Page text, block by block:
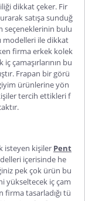
dikkat çeker. Fir
satışa sunduğ
seçeneklerinin bulu
modelleri ile dikkat
firma erkek kolek
çamaşırlarının bu
Frapan bir görü
ürünlerine yön
tercih ettikleri f
isteyen kişiler Pent
içerisinde he
pek çok ürün bu
yükseltecek iç çam
firma tasarladığı tü